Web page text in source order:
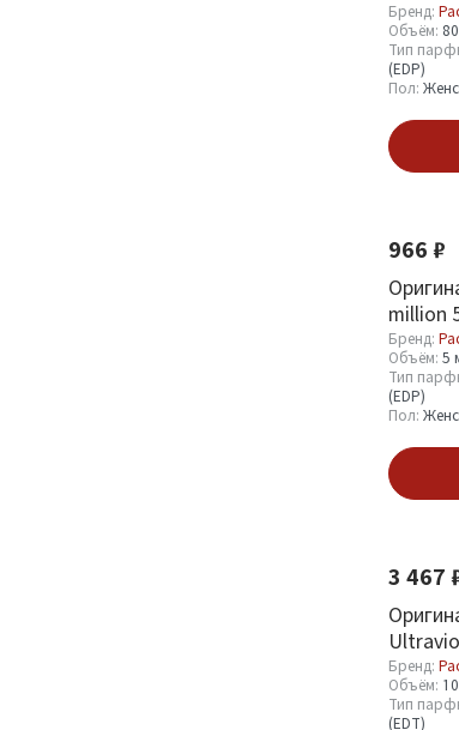
мл
Бренд:
Объём:
Тип
(EDP)
Пол:
966 ₽
million
Бренд:
Объём: 5
Тип
(EDP)
Пол:
3 467
Бренд:
Объём:
Тип
(EDT)